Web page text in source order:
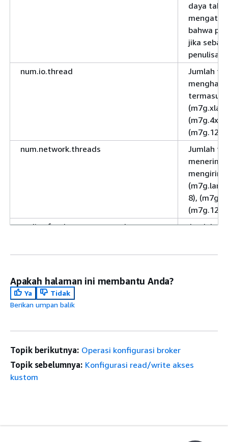
daya
mengatur
bahwa
jika
penulisan.
num.io.thread
Jumlah
termasuk
num.network.threads
Jumlah
mengirim
8),
replica.fetch.response.max.bytes
Jumlah
catatan
request.timeout.ms
mengirim
gagal
Apakah halaman ini membantu Anda?
Ya
Tidak
Berikan umpan balik
Topik berikutnya: Operasi konfigurasi broker
Topik sebelumnya: Konfigurasi read/write akses
kustom